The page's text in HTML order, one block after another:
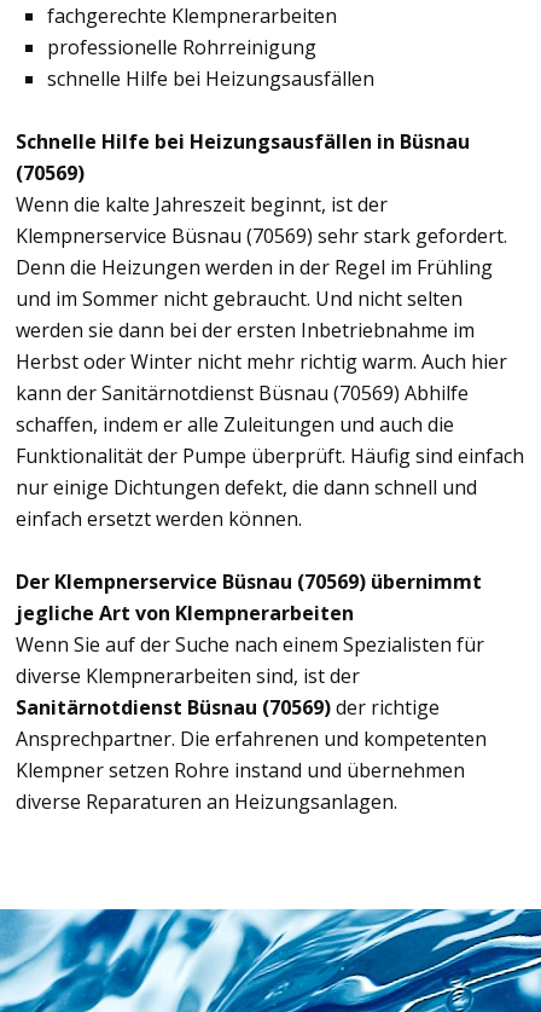
fachgerechte Klempnerarbeiten
professionelle Rohrreinigung
schnelle Hilfe bei Heizungsausfällen
Schnelle Hilfe bei Heizungsausfällen in Büsnau
(70569)
Wenn die kalte Jahreszeit beginnt, ist der
Klempnerservice Büsnau (70569) sehr stark gefordert.
Denn die Heizungen werden in der Regel im Frühling
und im Sommer nicht gebraucht. Und nicht selten
werden sie dann bei der ersten Inbetriebnahme im
Herbst oder Winter nicht mehr richtig warm. Auch hier
kann der Sanitärnotdienst Büsnau (70569) Abhilfe
schaffen, indem er alle Zuleitungen und auch die
Funktionalität der Pumpe überprüft. Häufig sind einfach
nur einige Dichtungen defekt, die dann schnell und
einfach ersetzt werden können.
Der Klempnerservice Büsnau (70569) übernimmt
jegliche Art von Klempnerarbeiten
Wenn Sie auf der Suche nach einem Spezialisten für
diverse Klempnerarbeiten sind, ist der
Sanitärnotdienst Büsnau (70569)der richtige
Ansprechpartner. Die erfahrenen und kompetenten
Klempner setzen Rohre instand und übernehmen
diverse Reparaturen an Heizungsanlagen.